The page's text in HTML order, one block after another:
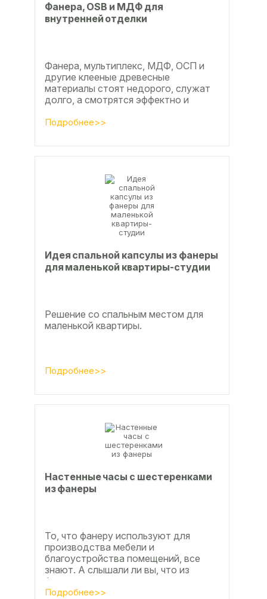
Фанера, OSB и МДФ для
внутренней отделки
Фанера, мультиплекс, МДФ, ОСП и
другие клееные древесные
материалы стоят недорого, служат
долго, а смотрятся эффектно и
Подробнее>>
Идея спальной капсулы из фанеры
для маленькой квартиры-студии
Решение со спальным местом для
маленькой квартиры.
Подробнее>>
Настенные часы с шестеренками
из фанеры
То, что фанеру используют для
производства мебели и
благоустройства помещений, все
знают. А слышали ли вы, что из
фанеры делают красивые ажурные
часы? Удивительно, но факт.
Подробнее>>